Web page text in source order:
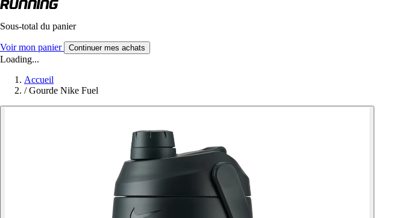
Sous-total du panier
Voir mon panier Continuer mes achats
Loading...
Accueil
/ Gourde Nike Fuel